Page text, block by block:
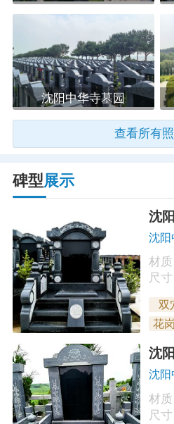
缅怀先人，感受中华文化的博
沈阳中华寺墓园
查看所有
碑型展示
沈
沈阳
材质
尺
双
花
沈
沈阳
材质
尺